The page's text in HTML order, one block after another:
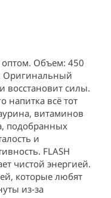
Объем: 450
Оригинальный
восстановит силы.
напитка всё тот
витаминов
подобранных
и
FLASH
чистой энергией.
которые любят
из-за